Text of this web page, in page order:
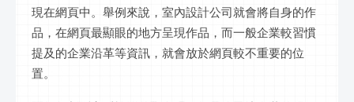
現在網頁中。舉例來說，室內設計公司就會將自身的作
品，在網頁最顯眼的地方呈現作品，而一般企業較習慣
提及的企業沿革等資訊，就會放於網頁較不重要的位
置。